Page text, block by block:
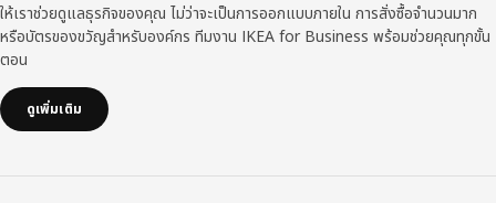
ให้เราช่วยดูแลธุรกิจของคุณ ไม่ว่าจะเป็นการออกแบบภายใน การสั่งซื้อจำนวนมาก
หรือบัตรของขวัญสำหรับองค์กร ทีมงาน IKEA for Business พร้อมช่วยคุณทุกขั้น
ตอน
ดูเพิ่มเติม